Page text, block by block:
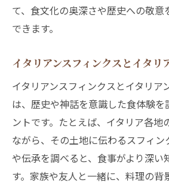
て、食文化の奥深さや歴史への敬意
できます。
イタリアンスフィンクスとイタリ
イタリアンスフィンクスとイタリア
は、歴史や神話を意識した食体験を
ントです。たとえば、イタリア各地
ながら、その土地に伝わるスフィ
や伝承を調べると、食事がより深い
す。家族や友人と一緒に、料理の背